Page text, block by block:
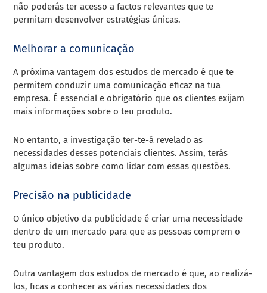
não poderás ter acesso a factos relevantes que te
permitam desenvolver estratégias únicas.
Melhorar a comunicação
A próxima vantagem dos estudos de mercado é que te
permitem conduzir uma comunicação eficaz na tua
empresa. É essencial e obrigatório que os clientes exijam
mais informações sobre o teu produto.
No entanto, a investigação ter-te-á revelado as
necessidades desses potenciais clientes. Assim, terás
algumas ideias sobre como lidar com essas questões.
Precisão na publicidade
O único objetivo da publicidade é criar uma necessidade
dentro de um mercado para que as pessoas comprem o
teu produto.
Outra vantagem dos estudos de mercado é que, ao realizá-
los, ficas a conhecer as várias necessidades dos